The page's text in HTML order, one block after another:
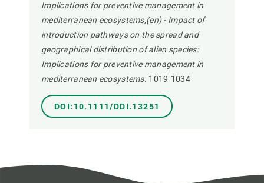
Implications for preventive management in
mediterranean ecosystems,(en) - Impact of
introduction pathways on the spread and
geographical distribution of alien species:
Implications for preventive management in
mediterranean ecosystems. 1019-1034
DOI:10.1111/DDI.13251